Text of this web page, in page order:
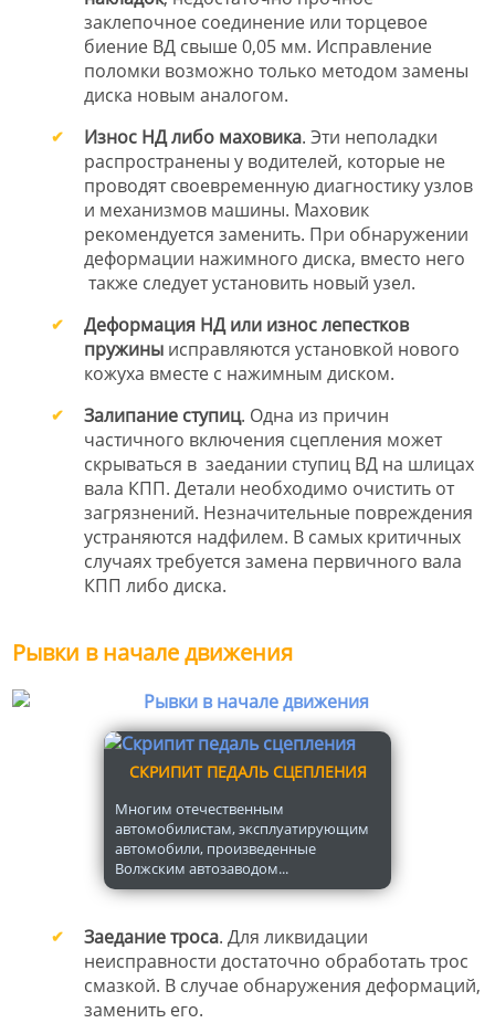
заклепочное соединение или торцевое
биение ВД свыше 0,05 мм. Исправление
поломки возможно только методом замены
диска новым аналогом.
Износ НД либо маховика. Эти неполадки
распространены у водителей, которые не
проводят своевременную диагностику узлов
и механизмов машины. Маховик
рекомендуется заменить. При обнаружении
деформации нажимного диска, вместо него
также следует установить новый узел.
Деформация НД или износ лепестков
пружины исправляются установкой нового
кожуха вместе с нажимным диском.
Залипание ступиц. Одна из причин
частичного включения сцепления может
скрываться в заедании ступиц ВД на шлицах
вала КПП. Детали необходимо очистить от
загрязнений. Незначительные повреждения
устраняются надфилем. В самых критичных
случаях требуется замена первичного вала
КПП либо диска.
Рывки в начале движения
СКРИПИТ ПЕДАЛЬ СЦЕПЛЕНИЯ
Многим отечественным
автомобилистам, эксплуатирующим
автомобили, произведенные
Волжским автозаводом...
Заедание троса. Для ликвидации
неисправности достаточно обработать трос
смазкой. В случае обнаружения деформаций,
заменить его.